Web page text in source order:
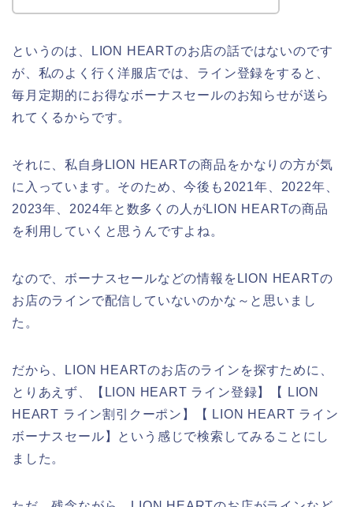
というのは、LION HEARTのお店の話ではないのです
が、私のよく行く洋服店では、ライン登録をすると、
毎月定期的にお得なボーナスセールのお知らせが送ら
れてくるからです。
それに、私自身LION HEARTの商品をかなりの方が気
に入っています。そのため、今後も2021年、2022年、
2023年、2024年と数多くの人がLION HEARTの商品
を利用していくと思うんですよね。
なので、ボーナスセールなどの情報をLION HEARTの
お店のラインで配信していないのかな～と思いまし
た。
だから、LION HEARTのお店のラインを探すために、
とりあえず、【LION HEART ライン登録】【 LION
HEART ライン割引クーポン】【 LION HEART ライン
ボーナスセール】という感じで検索してみることにし
ました。